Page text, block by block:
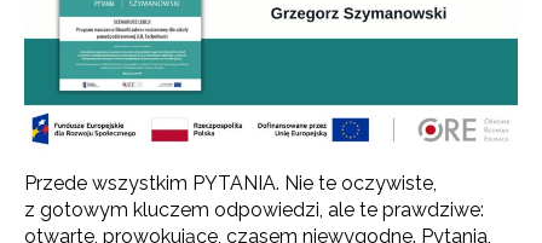
Przede wszystkim PYTANIA. Nie te oczywiste,
z gotowym kluczem odpowiedzi, ale te prawdziwe:
otwarte, prowokujące, czasem niewygodne. Pytania,